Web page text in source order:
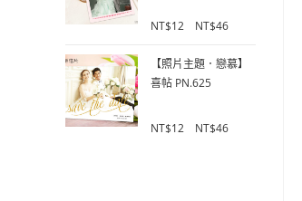
o
5
NT$12 NT$46
【照片主題．戀慕】
喜帖 PN.625
NT$12 NT$46